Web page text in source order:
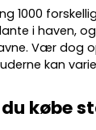
1000
i haven,
Vær dog
kan
købe